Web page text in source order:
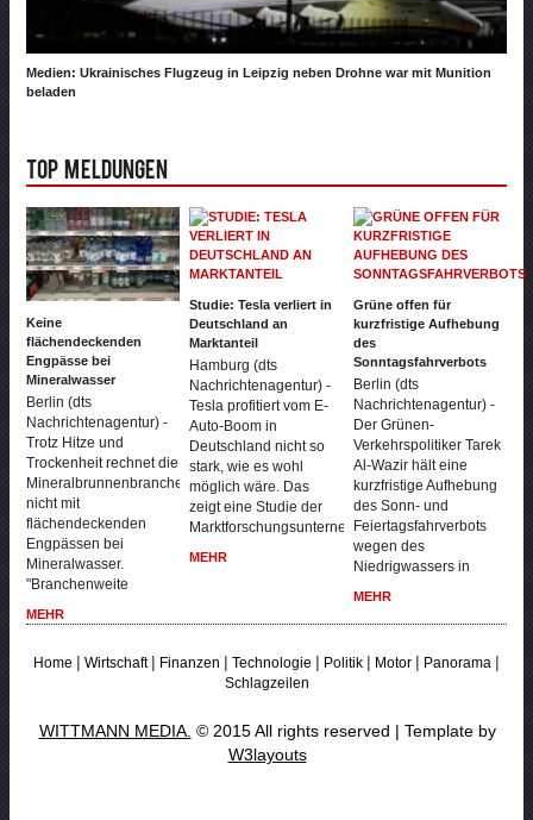
Medien: Ukrainisches Flugzeug in Leipzig neben Drohne war mit Munition
beladen
Top Meldungen
Keine
flächendeckenden
Engpässe bei
Mineralwasser
Berlin (dts
Nachrichtenagentur) -
Trotz Hitze und
Trockenheit rechnet die
Mineralbrunnenbranche
nicht mit
flächendeckenden
Engpässen bei
Mineralwasser.
"Branchenweite
MEHR
Studie: Tesla verliert in
Deutschland an
Marktanteil
Hamburg (dts
Nachrichtenagentur) -
Tesla profitiert vom E-
Auto-Boom in
Deutschland nicht so
stark, wie es wohl
möglich wäre. Das
zeigt eine Studie der
Marktforschungsunternehmen
MEHR
Grüne offen für
kurzfristige Aufhebung
des
Sonntagsfahrverbots
Berlin (dts
Nachrichtenagentur) -
Der Grünen-
Verkehrspolitiker Tarek
Al-Wazir hält eine
kurzfristige Aufhebung
des Sonn- und
Feiertagsfahrverbots
wegen des
Niedrigwassers in
MEHR
Home|Wirtschaft| Finanzen|Technologie| Politik| Motor| Panorama|
Schlagzeilen
WITTMANN MEDIA. © 2015 All rights reserved | Template by
W3layouts